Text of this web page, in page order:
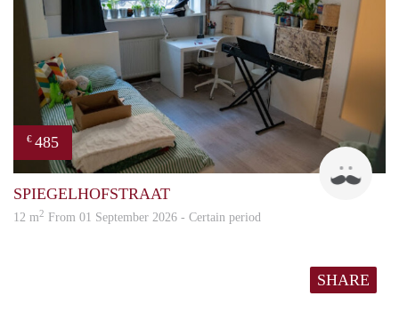
€ 485
SPIEGELHOFSTRAAT
12 m2 From 01 September 2026 - Certain period
SHARE